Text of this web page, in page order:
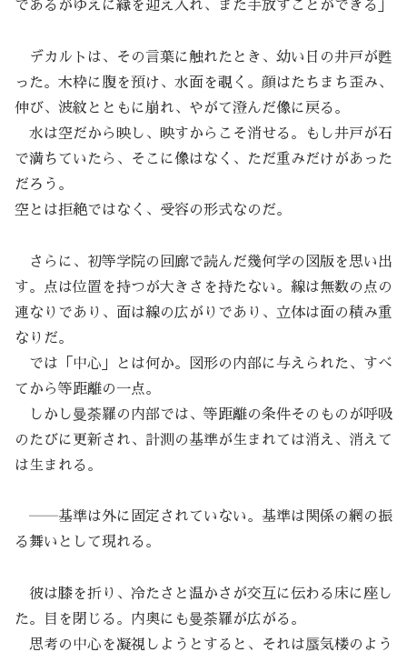
であるがゆえに縁を迎え入れ、また手放すことができる」
デカルトは、その言葉に触れたとき、幼い日の井戸が甦
った。木枠に腹を預け、水面を覗く。顔はたちまち歪み、
伸び、波紋とともに崩れ、やがて澄んだ像に戻る。
水は空だから映し、映すからこそ消せる。もし井戸が石
で満ちていたら、そこに像はなく、ただ重みだけがあった
だろう。
空とは拒絶ではなく、受容の形式なのだ。
さらに、初等学院の回廊で読んだ幾何学の図版を思い出
す。点は位置を持つが大きさを持たない。線は無数の点の
連なりであり、面は線の広がりであり、立体は面の積み重
なりだ。
では「中心」とは何か。図形の内部に与えられた、すべ
てから等距離の一点。
しかし曼荼羅の内部では、等距離の条件そのものが呼吸
のたびに更新され、計測の基準が生まれては消え、消えて
は生まれる。
――基準は外に固定されていない。基準は関係の網の振
る舞いとして現れる。
彼は膝を折り、冷たさと温かさが交互に伝わる床に座し
た。目を閉じる。内奥にも曼荼羅が広がる。
思考の中心を凝視しようとすると、それは蜃気楼のよう